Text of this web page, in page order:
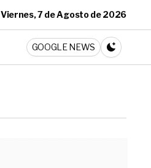
Viernes, 7 de Agosto de 2026
GOOGLE NEWS
CAMBIA A